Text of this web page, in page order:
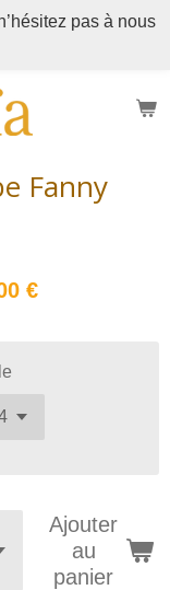
pas à nous
Fanny
€
Ajouter
au
panier